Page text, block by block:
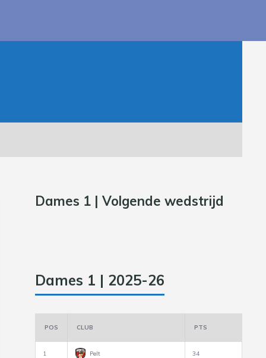
Dames 1 | Volgende wedstrijd
Dames 1 | 2025-26
POS CLUB PTS
1 Pelt 34